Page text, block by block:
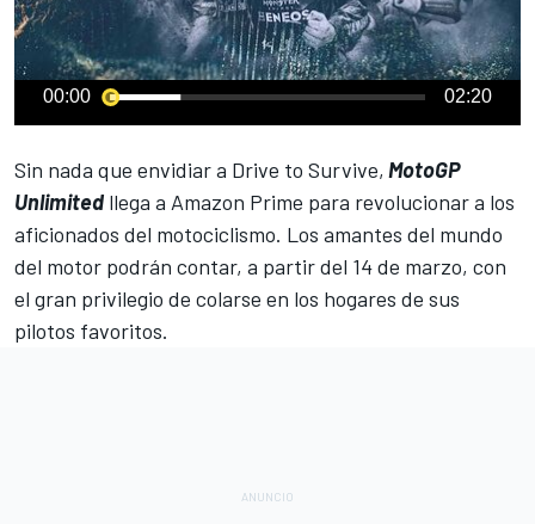
00:00 02:20
Sin nada que envidiar a Drive to Survive, MotoGP
Unlimited llega a Amazon Prime para revolucionar a los
aficionados del motociclismo. Los amantes del mundo
del motor podrán contar, a partir del 14 de marzo, con
el gran privilegio de colarse en los hogares de sus
pilotos favoritos.